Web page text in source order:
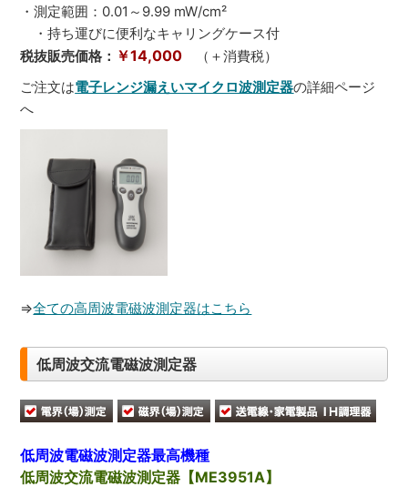
・測定範囲：0.01～9.99 mW/cm²
・持ち運びに便利なキャリングケース付
税抜販売価格： ￥14,000 （＋消費税）
ご注文は電子レンジ漏えいマイクロ波測定器の詳細ページ
へ
⇒全ての高周波電磁波測定器はこちら
低周波交流電磁波測定器
低周波電磁波測定器最高機種
低周波交流電磁波測定器【ME3951A】